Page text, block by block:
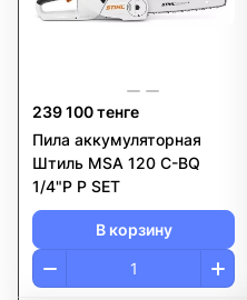
239 100 тенге
Пила аккумуляторная
Штиль MSA 120 C-BQ
1/4"P P SET
В корзину